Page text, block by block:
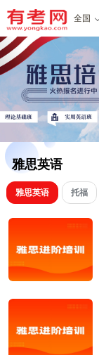
全国
雅思英语
雅思英语 托福